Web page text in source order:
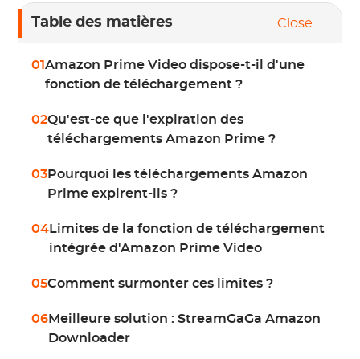
Table des matières Close
01Amazon Prime Video dispose-t-il d'une
fonction de téléchargement ?
02Qu'est-ce que l'expiration des
téléchargements Amazon Prime ?
03Pourquoi les téléchargements Amazon
Prime expirent-ils ?
04Limites de la fonction de téléchargement
intégrée d'Amazon Prime Video
05Comment surmonter ces limites ?
06Meilleure solution : StreamGaGa Amazon
Downloader